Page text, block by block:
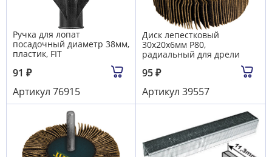
Ручка для лопат
посадочный диаметр 38мм,
пластик, FIT
91 ₽
Артикул 76915
Диск лепестковый
30х20х6мм Р80,
радиальный для дрели
95₽
Артикул 39557